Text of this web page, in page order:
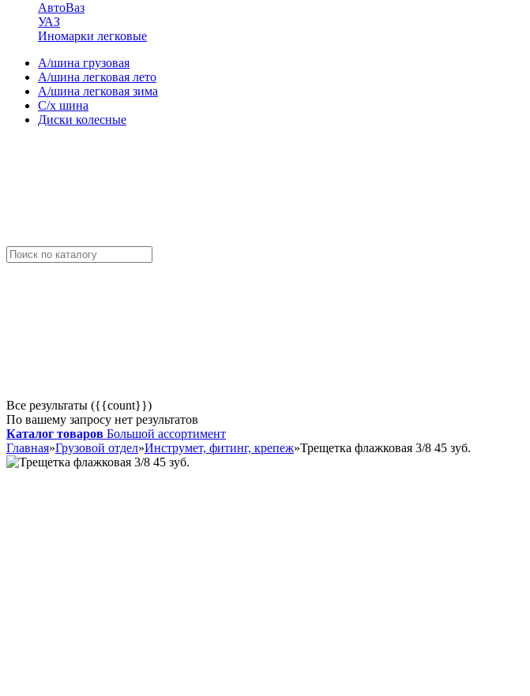
АвтоВаз
УАЗ
Иномарки легковые
А/шина грузовая
А/шина легковая лето
А/шина легковая зима
С/х шина
Диски колесные
Все результаты ({{count}})
По вашему запросу нет результатов
Каталог товаров Большой ассортимент
Главная»Грузовой отдел»Инструмет, фитинг, крепеж»Трещетка флажковая 3/8 45 зуб.